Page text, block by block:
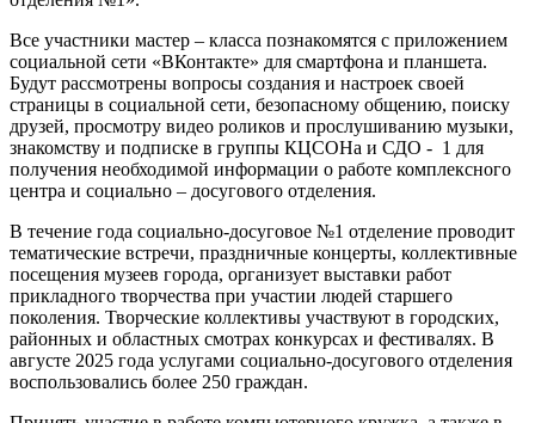
Все участники мастер – класса познакомятся с приложением
социальной сети «ВКонтакте» для смартфона и планшета.
Будут рассмотрены вопросы создания и настроек своей
страницы в социальной сети, безопасному общению, поиску
друзей, просмотру видео роликов и прослушиванию музыки,
знакомству и подписке в группы КЦСОНа и СДО - 1 для
получения необходимой информации о работе комплексного
центра и социально – досугового отделения.
В течение года социально-досуговое №1 отделение проводит
тематические встречи, праздничные концерты, коллективные
посещения музеев города, организует выставки работ
прикладного творчества при участии людей старшего
поколения. Творческие коллективы участвуют в городских,
районных и областных смотрах конкурсах и фестивалях. В
августе 2025 года услугами социально-досугового отделения
воспользовались более 250 граждан.